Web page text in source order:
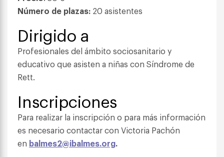
Número de plazas: 20 asistentes
Dirigido a
Profesionales del ámbito sociosanitario y
educativo que asisten a niñas con Síndrome de
Rett.
Inscripciones
Para realizar la inscripción o para más información
es necesario contactar con Victoria Pachón
en balmes2@ibalmes.org.